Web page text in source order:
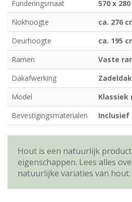
Funderingsmaat
570 x
Nokhoogte
ca. 276
Deurhoogte
ca. 195
Ramen
Vaste
Dakafwerking
Zadeldak
Model
Klassiek
Bevestigingsmaterialen
Inclusief
Hout is een natuurlijk
eigenschappen. Lees alles
natuurlijke variaties van hout.